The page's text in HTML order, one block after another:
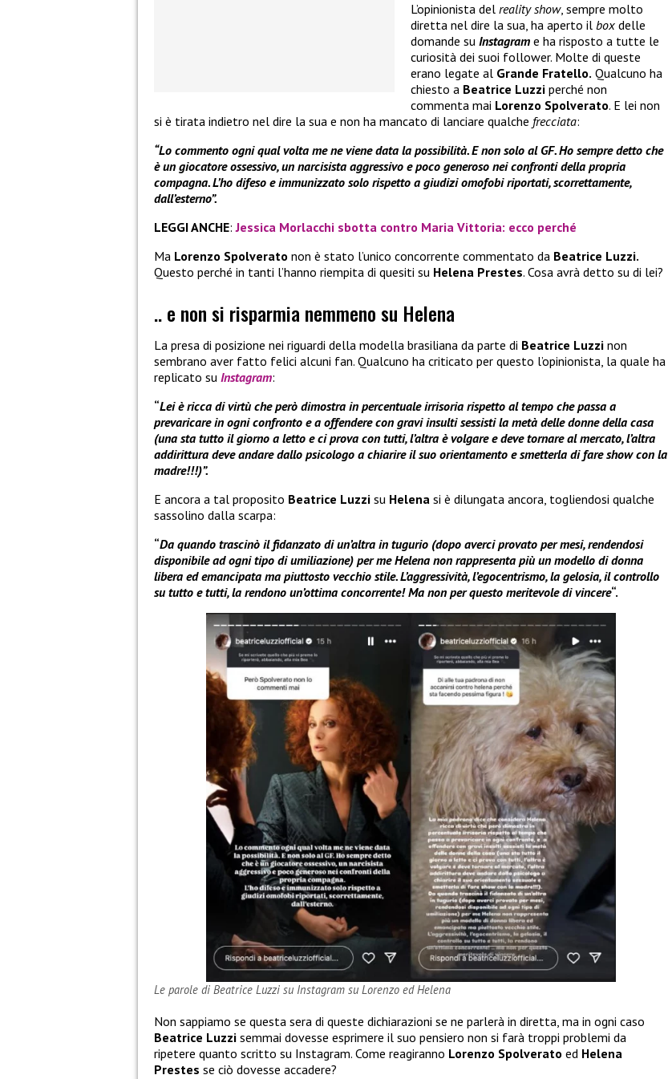
L’opinionista del reality show, sempre molto
diretta nel dire la sua, ha aperto il box delle
domande su Instagram e ha risposto a tutte le
curiosità dei suoi follower. Molte di queste
erano legate al Grande Fratello. Qualcuno ha
chiesto a Beatrice Luzzi perché non
commenta mai Lorenzo Spolverato. E lei non
si è tirata indietro nel dire la sua e non ha mancato di lanciare qualche frecciata:
“Lo commento ogni qual volta me ne viene data la possibilità. E non solo al GF. Ho sempre detto che
è un giocatore ossessivo, un narcisista aggressivo e poco generoso nei confronti della propria
compagna. L’ho difeso e immunizzato solo rispetto a giudizi omofobi riportati, scorrettamente,
dall’esterno”.
LEGGI ANCHE:Jessica Morlacchi sbotta contro Maria Vittoria: ecco perché
Ma Lorenzo Spolverato non è stato l’unico concorrente commentato da Beatrice Luzzi.
Questo perché in tanti l’hanno riempita di quesiti su Helena Prestes. Cosa avrà detto su di lei?
.. e non si risparmia nemmeno su Helena
La presa di posizione nei riguardi della modella brasiliana da parte di Beatrice Luzzi non
sembrano aver fatto felici alcuni fan. Qualcuno ha criticato per questo l’opinionista, la quale ha
replicato su Instagram:
“Lei è ricca di virtù che però dimostra in percentuale irrisoria rispetto al tempo che passa a
prevaricare in ogni confronto e a offendere con gravi insulti sessisti la metà delle donne della casa
(una sta tutto il giorno a letto e ci prova con tutti, l’altra è volgare e deve tornare al mercato, l’altra
addirittura deve andare dallo psicologo a chiarire il suo orientamento e smetterla di fare show con la
madre!!!)”.
E ancora a tal proposito Beatrice Luzzi su Helena si è dilungata ancora, togliendosi qualche
sassolino dalla scarpa:
“Da quando trascinò il fidanzato di un’altra in tugurio (dopo averci provato per mesi, rendendosi
disponibile ad ogni tipo di umiliazione) per me Helena non rappresenta più un modello di donna
libera ed emancipata ma piuttosto vecchio stile. L’aggressività, l’egocentrismo, la gelosia, il controllo
su tutto e tutti, la rendono un’ottima concorrente! Ma non per questo meritevole di vincere“.
Le parole di Beatrice Luzzi su Instagram su Lorenzo ed Helena
Non sappiamo se questa sera di queste dichiarazioni se ne parlerà in diretta, ma in ogni caso
Beatrice Luzzi semmai dovesse esprimere il suo pensiero non si farà troppi problemi da
ripetere quanto scritto su Instagram. Come reagiranno Lorenzo Spolverato ed Helena
Prestes se ciò dovesse accadere?